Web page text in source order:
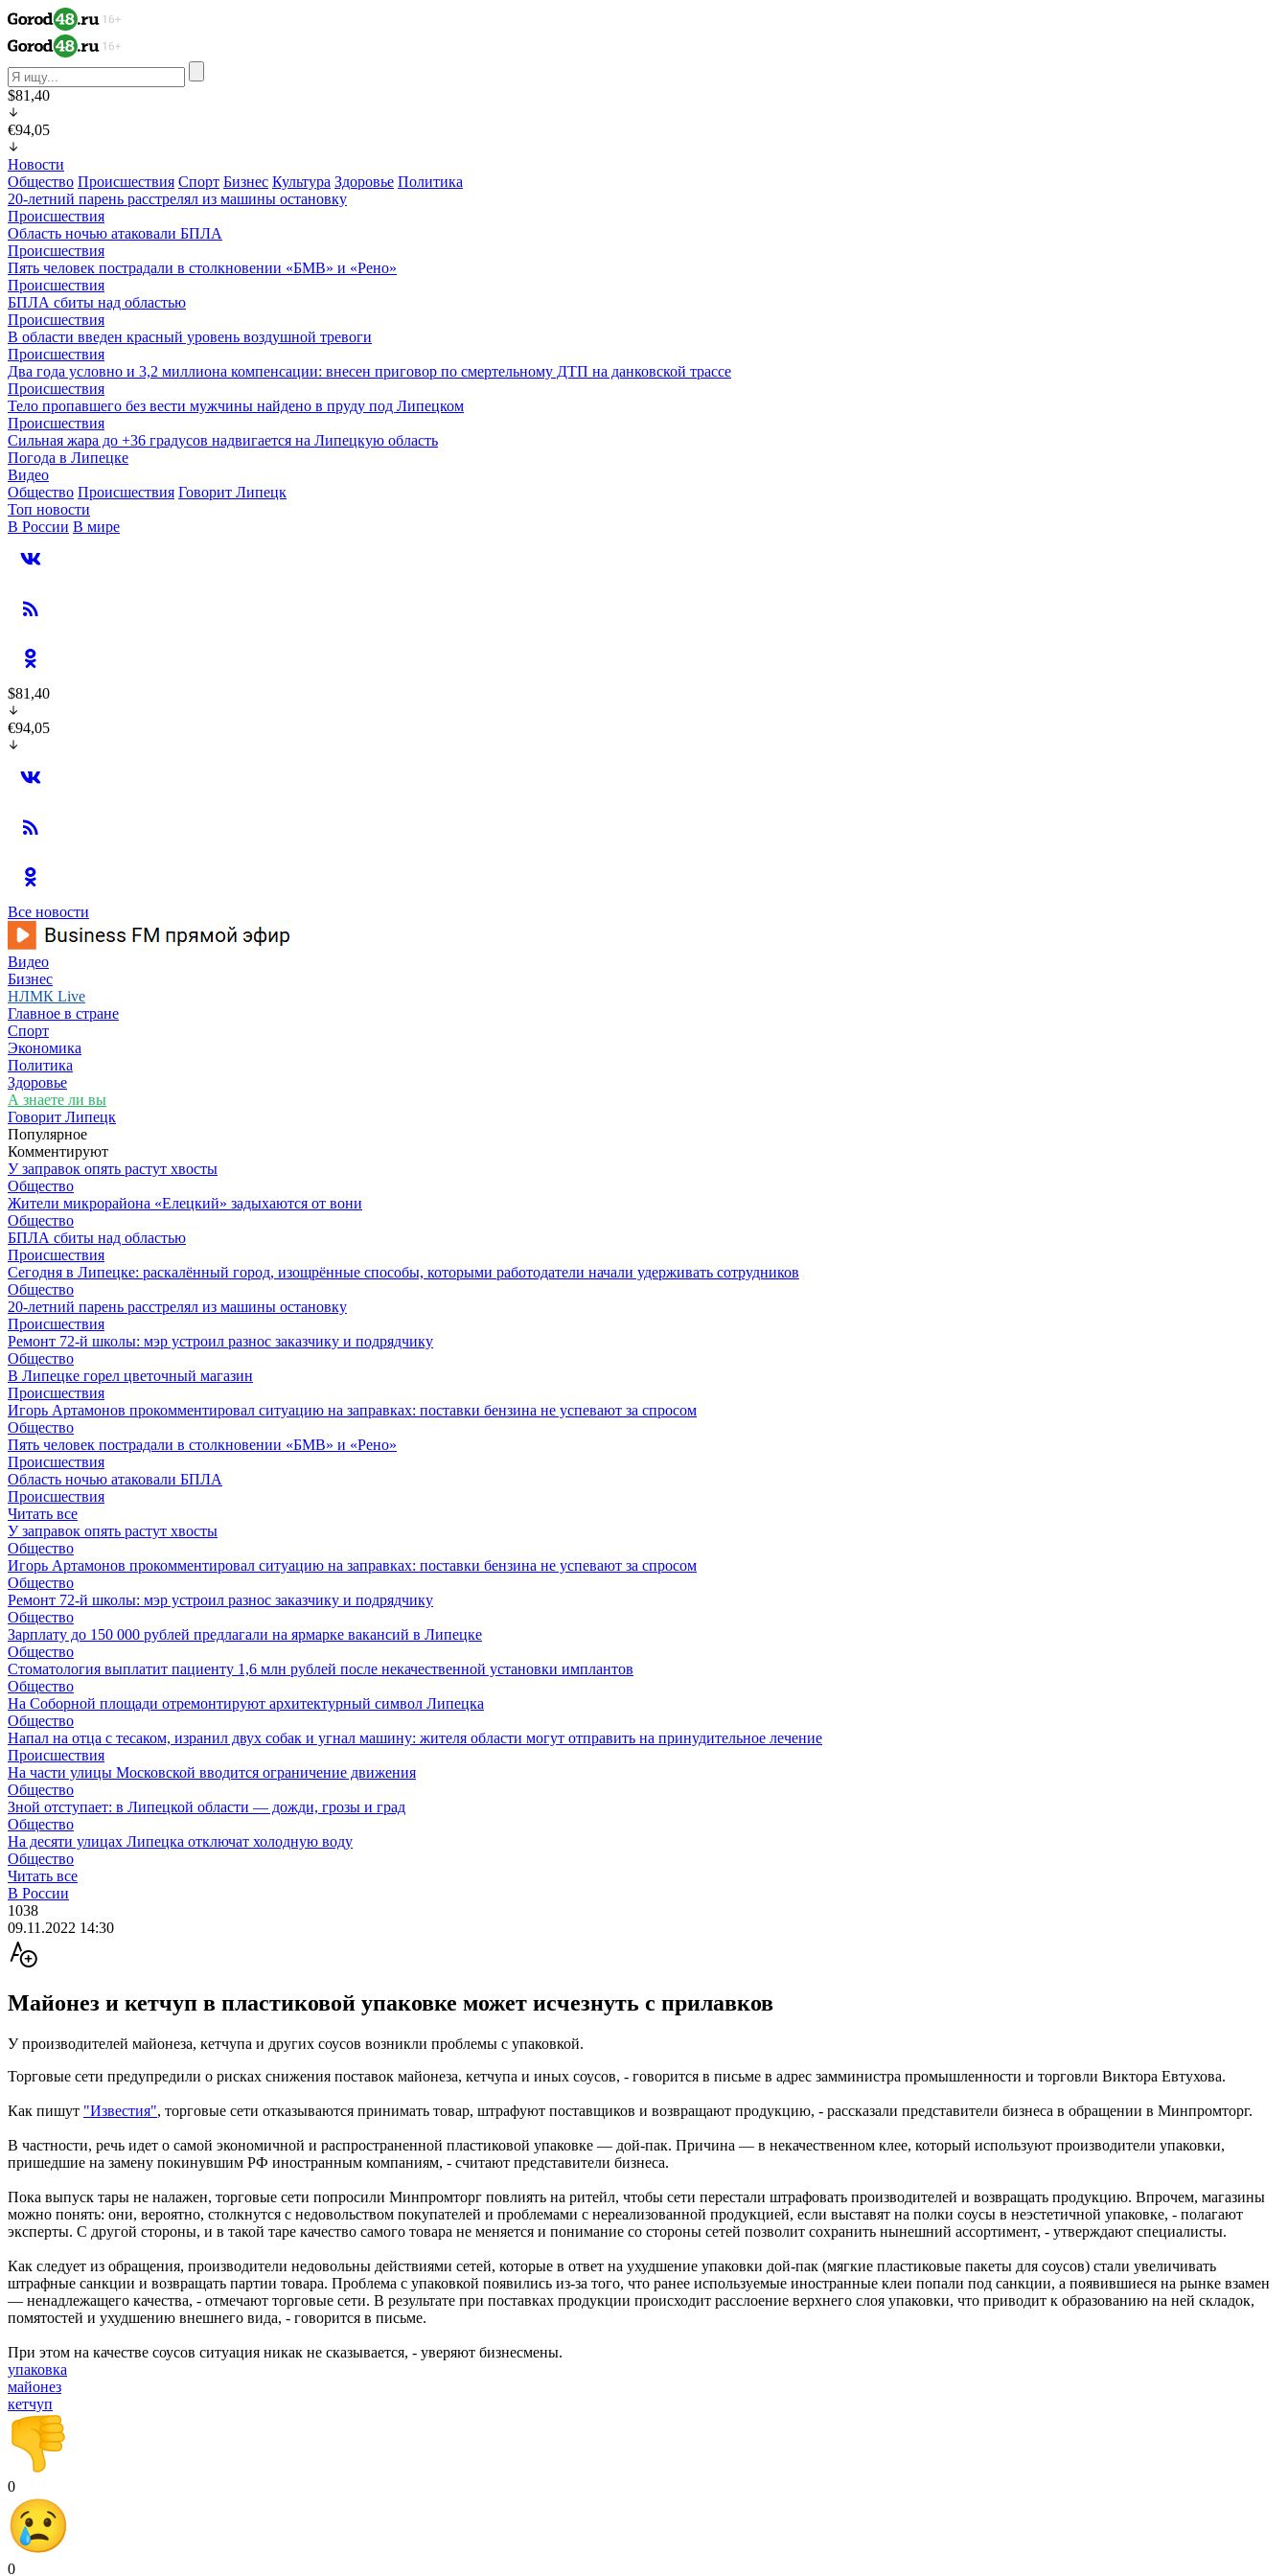
$81,40
€94,05
Новости
Общество Происшествия Спорт Бизнес Культура Здоровье Политика
20-летний парень расстрелял из машины остановку
Происшествия
Область ночью атаковали БПЛА
Происшествия
Пять человек пострадали в столкновении «БМВ» и «Рено»
Происшествия
БПЛА сбиты над областью
Происшествия
В области введен красный уровень воздушной тревоги
Происшествия
Два года условно и 3,2 миллиона компенсации: внесен приговор по смертельному ДТП на данковской трассе
Происшествия
Тело пропавшего без вести мужчины найдено в пруду под Липецком
Происшествия
Сильная жара до +36 градусов надвигается на Липецкую область
Погода в Липецке
Видео
Общество Происшествия Говорит Липецк
Топ новости
В России В мире
$81,40
€94,05
Все новости
Видео
Бизнес
НЛМК Live
Главное в стране
Спорт
Экономика
Политика
Здоровье
А знаете ли вы
Говорит Липецк
Популярное
Комментируют
У заправок опять растут хвосты
Общество
Жители микрорайона «Елецкий» задыхаются от вони
Общество
БПЛА сбиты над областью
Происшествия
Сегодня в Липецке: раскалённый город, изощрённые способы, которыми работодатели начали удерживать сотрудников
Общество
20-летний парень расстрелял из машины остановку
Происшествия
Ремонт 72‑й школы: мэр устроил разнос заказчику и подрядчику
Общество
В Липецке горел цветочный магазин
Происшествия
Игорь Артамонов прокомментировал ситуацию на заправках: поставки бензина не успевают за спросом
Общество
Пять человек пострадали в столкновении «БМВ» и «Рено»
Происшествия
Область ночью атаковали БПЛА
Происшествия
Читать все
У заправок опять растут хвосты
Общество
Игорь Артамонов прокомментировал ситуацию на заправках: поставки бензина не успевают за спросом
Общество
Ремонт 72‑й школы: мэр устроил разнос заказчику и подрядчику
Общество
Зарплату до 150 000 рублей предлагали на ярмарке вакансий в Липецке
Общество
Стоматология выплатит пациенту 1,6 млн рублей после некачественной установки имплантов
Общество
На Соборной площади отремонтируют архитектурный символ Липецка
Общество
Напал на отца с тесаком, изранил двух собак и угнал машину: жителя области могут отправить на принудительное лечение
Происшествия
На части улицы Московской вводится ограничение движения
Общество
Зной отступает: в Липецкой области — дожди, грозы и град
Общество
На десяти улицах Липецка отключат холодную воду
Общество
Читать все
В России
1038
09.11.2022 14:30
Майонез и кетчуп в пластиковой упаковке может исчезнуть с прилавков
У производителей майонеза, кетчупа и других соусов возникли проблемы с упаковкой.
Торговые сети предупредили о рисках снижения поставок майонеза, кетчупа и иных соусов, - говорится в письме в адрес замминистра промышленности и торговли Виктора Евтухова.
Как пишут "Известия", торговые сети отказываются принимать товар, штрафуют поставщиков и возвращают продукцию, - рассказали представители бизнеса в обращении в Минпромторг.
В частности, речь идет о самой экономичной и распространенной пластиковой упаковке — дой-пак. Причина — в некачественном клее, который используют производители упаковки,
пришедшие на замену покинувшим РФ иностранным компаниям, - считают представители бизнеса.
Пока выпуск тары не налажен, торговые сети попросили Минпромторг повлиять на ритейл, чтобы сети перестали штрафовать производителей и возвращать продукцию. Впрочем, магазины
можно понять: они, вероятно, столкнутся с недовольством покупателей и проблемами с нереализованной продукцией, если выставят на полки соусы в неэстетичной упаковке, - полагают
эксперты. С другой стороны, и в такой таре качество самого товара не меняется и понимание со стороны сетей позволит сохранить нынешний ассортимент, - утверждают специалисты.
Как следует из обращения, производители недовольны действиями сетей, которые в ответ на ухудшение упаковки дой-пак (мягкие пластиковые пакеты для соусов) стали увеличивать
штрафные санкции и возвращать партии товара. Проблема с упаковкой появились из-за того, что ранее используемые иностранные клеи попали под санкции, а появившиеся на рынке взамен
— ненадлежащего качества, - отмечают торговые сети. В результате при поставках продукции происходит расслоение верхнего слоя упаковки, что приводит к образованию на ней складок,
помятостей и ухудшению внешнего вида, - говорится в письме.
При этом на качестве соусов ситуация никак не сказывается, - уверяют бизнесмены.
упаковка
майонез
кетчуп
0
0